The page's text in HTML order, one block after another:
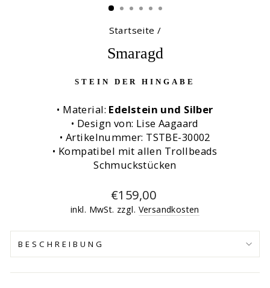
Startseite /
Smaragd
STEIN DER HINGABE
• Material: Edelstein und Silber
• Design von: Lise Aagaard
• Artikelnummer: TSTBE-30002
• Kompatibel mit allen Trollbeads
Schmuckstücken
Normaler
Preis
€159,00
inkl. MwSt. zzgl. Versandkosten
BESCHREIBUNG